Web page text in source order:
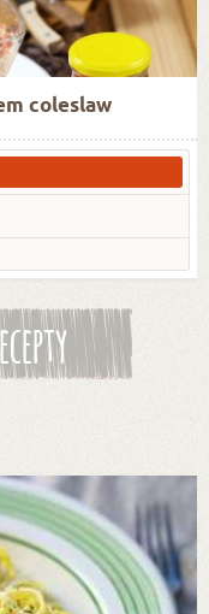
coleslaw